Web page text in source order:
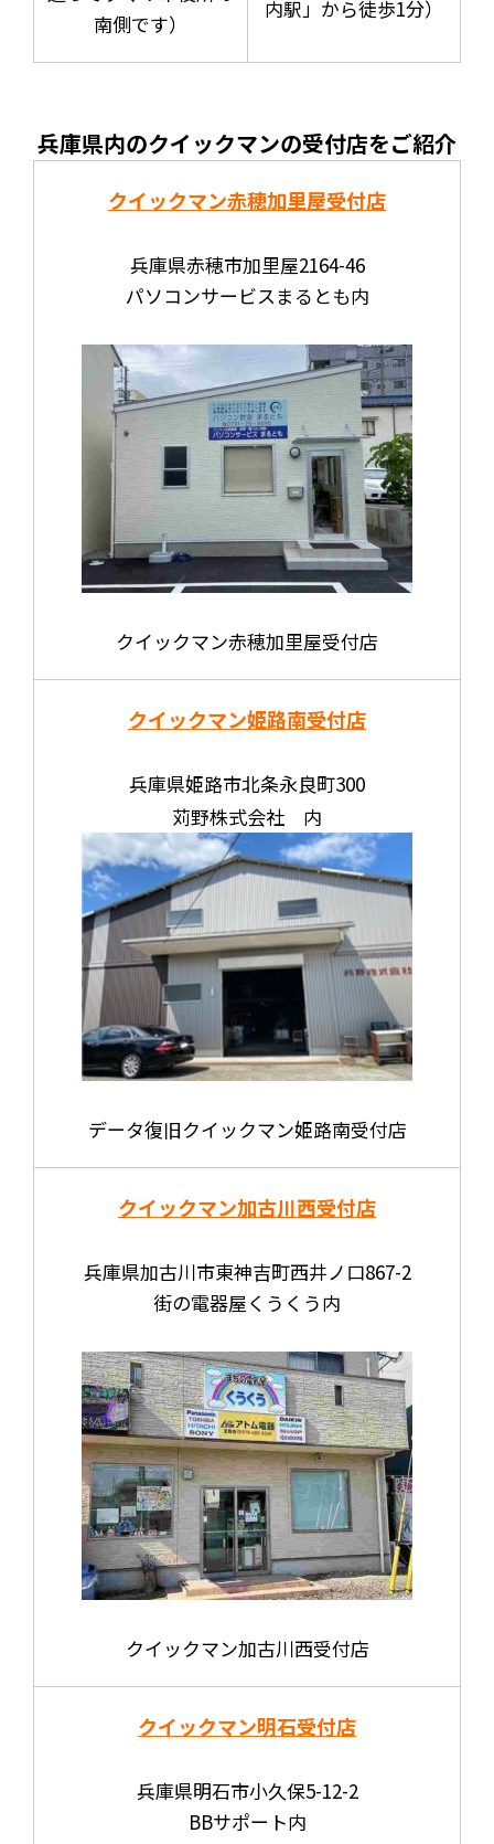
南側です）
内駅」から徒歩1分）
兵庫県内のクイックマンの受付店をご紹介
クイックマン赤穂加里屋受付店
兵庫県赤穂市加里屋2164-46
パソコンサービスまるとも内
クイックマン赤穂加里屋受付店
クイックマン姫路南受付店
兵庫県姫路市北条永良町300
苅野株式会社 内
データ復旧クイックマン姫路南受付店
クイックマン加古川西受付店
兵庫県加古川市東神吉町西井ノ口867-2
街の電器屋くうくう内
クイックマン加古川西受付店
クイックマン明石受付店
兵庫県明石市小久保5-12-2
BBサポート内